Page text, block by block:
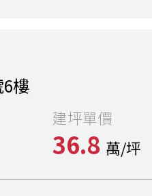
樓
建坪單價
36.8 萬/坪